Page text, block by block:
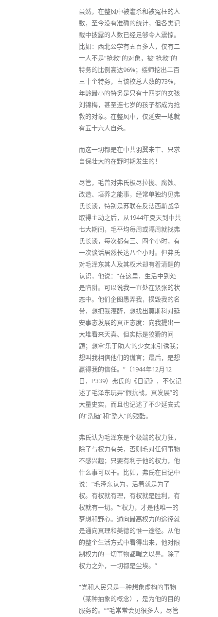
虽然，在整风中被滥杀和被冤枉的人
数，至今没有准确的统计，但各类记
载中披露的人数已经足够令人震惊。
比如：西北公学有五百多人，仅有二
十人不是“抢救”的对象，被“抢救”的
特务的比例高达96%；绥师挖出二百
三十个特务，占该校总人数的73%，
年龄最小的特务是只有十四岁的女孩
刘锦梅，甚至连七岁的孩子都成为抢
救的对象。在整风中，仅延安一地就
有五十六人自杀。
而这一切都是在中共羽翼未丰、只求
自保壮大的在野时期发生的！
尽管，毛曾对弗氏极尽拉拢、腐蚀、
改造、培养之能事，经常单独约见弗
氏长谈，特别是苏联在反法西斯战争
取得主动之后，从1944年夏天到中共
七大期间，毛平均每周或隔周就找弗
氏长谈，每次都有三、四个小时，有
一次谈话居然长达八个小时。但弗氏
对毛泽东其人及其权术却有着清醒的
认识，他说：“在这里，生活中到处
是陷阱。可以说我一直处在紧张的状
态中。他们企图愚弄我，损毁我的名
誉，想把我灌醉，想找出莫斯科对延
安事态发展的真正态度：向我提出一
大堆看来天真、但实际是狡猾的问
题；想拿‘乐于助人’的少女来引诱我；
想叫我相信他们的谎言；最后，是想
赢得我的信任。”（1944年12月12
日，P339）弗氏的《日记》，不仅记
述了毛泽东玩弄“假抗战，真发展”的
大量史实，而且也记述了不少延安式
的“洗脑”和“整人”的残酷。
弗氏认为毛泽东是个极端的权力狂，
除了与权力有关，否则毛对任何事物
不感兴趣；只要有利于他的权力，他
什么事可以干。比如，弗氏在日记中
说：“毛泽东认为，活着就是为了
权。有权就有理，有权就是胜利，有
权就有一切。”“权力，才是他唯一的
梦想和野心。通向最高权力的途径就
是通向真理和美德的惟一途径。从他
的整个生活方式中看得出来，他对限
制权力的一切事物都嗤之以鼻。除了
权力之外，一切都是尘埃。”
“党和人民只是一种想象虚构的事物
（某种抽象的概念），是为他的目的
服务的。”“毛常常会见很多人，尽管